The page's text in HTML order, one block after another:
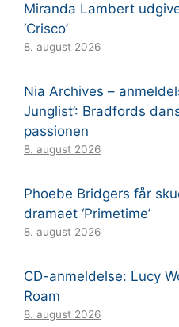
Miranda Lambert
‘Crisco’
8. august 2026
Nia Archives –
Junglist’: Bradfords
passionen
8. august 2026
Phoebe Bridgers får
dramaet ‘Primetime’
8. august 2026
CD-anmeldelse: Lucy
Roam
8. august 2026